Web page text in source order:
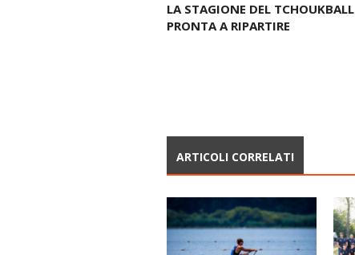
LA STAGIONE DEL TCHOUKBALL
PRONTA A RIPARTIRE
ARTICOLI CORRELATI